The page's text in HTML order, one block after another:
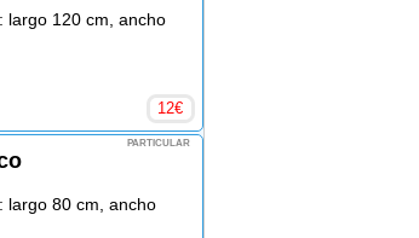
largo 120 cm, ancho
12€
PARTICULAR
largo 80 cm, ancho